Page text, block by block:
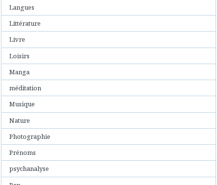
Langues
Littérature
Livre
Loisirs
Manga
méditation
Musique
Nature
Photographie
Prénoms
psychanalyse